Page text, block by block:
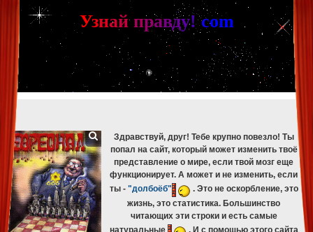
[phpBB Debug] PHP Warning : in file [ROOT]/phpbb/db/driver/mysqli.php
mysqli_fetch_assoc(): Couldn't fetch mysqli_result
[phpBB Debug] PHP Warning: in file[ROOT]/phpbb/db/driver/mysqli.php 329
mysqli_free_result(): Couldn't fetch mysqli_result
[phpBB Debug] PHP Warning
[ROOT]/phpbb/db/driver/mysqli.php on line 265
mysqli_fetch_assoc(): Couldn't fetch mysqli_result
[phpBB Debug] PHP Warning
: in file [ROOT]/phpbb/db/driver/mysqli.php on line329
mysqli_free_result(): Couldn't fetch mysqli_result
[phpBB Debug] PHP Warning: in file [ROOT]/phpbb/db/driver/mysqli.php on line 265
mysqli_fetch_assoc(): Couldn't fetch mysqli_result
[phpBB Debug] PHP Warning
[ROOT]/phpbb/db/driver/mysqli.php on line329:
mysqli_free_result(): Couldn't fetch mysqli_result
Узнай правду! com
Здравствуй, друг! Тебе крупно повезло! Ты
попал на сайт, который может изменить твоё
представление о мире, если твой мозг еще
функционирует. А может и не изменить, если
ты - "долбоёб"
. Это не оскорбление, это
жизнь, это статистика. Большинство
читающих эти строки и есть самые
натуральные
. И с помощью этого сайта